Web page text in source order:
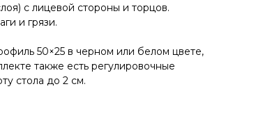
с лицевой стороны и торцов.
и грязи.
50×25 в черном или белом цвете,
также есть регулировочные
стола до 2 см.